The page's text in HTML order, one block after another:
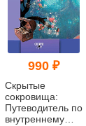
990 ₽
Скрытые
сокровища:
Путеводитель по
внутреннему